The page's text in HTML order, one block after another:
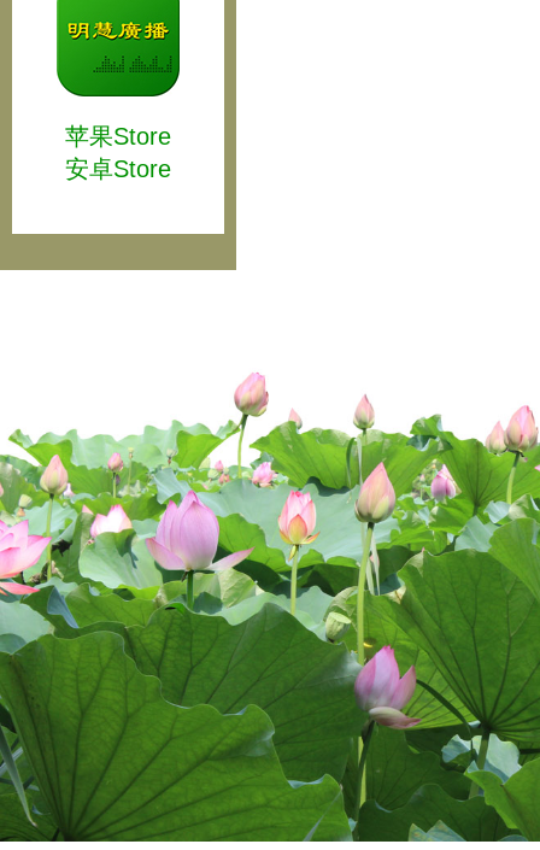
苹果Store
安卓Store